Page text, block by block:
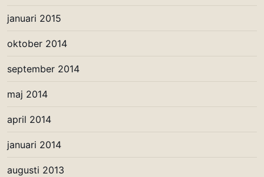
januari 2015
oktober 2014
september 2014
maj 2014
april 2014
januari 2014
augusti 2013